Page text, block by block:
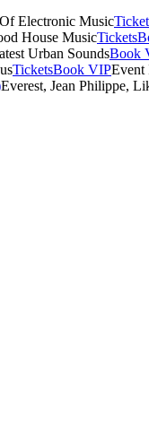
Electronic Music
House MusicTickets
Urban SoundsBook
TicketsBook VIPEvent
Everest, Jean Philippe,